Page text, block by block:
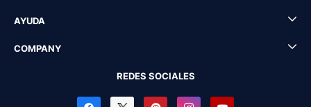
AYUDA
COMPANY
REDES SOCIALES